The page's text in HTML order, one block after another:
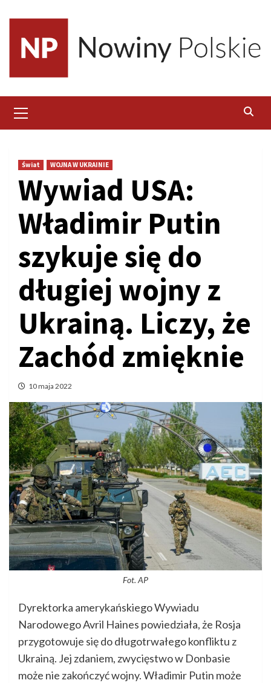
content
Menu
Świat WOJNA W UKRAINIE
Wywiad USA:
Władimir Putin
szykuje się do
długiej wojny z
Ukrainą. Liczy, że
Zachód zmięknie
10 maja 2022
Fot. AP
Dyrektorka amerykańskiego Wywiadu
Narodowego Avril Haines powiedziała, że Rosja
przygotowuje się do długotrwałego konfliktu z
Ukrainą. Jej zdaniem, zwycięstwo w Donbasie
może nie zakończyć wojny. Władimir Putin może